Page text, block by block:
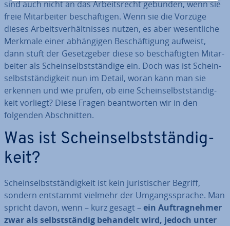
sind auch nicht an das Ar­beits­recht gebunden, wenn sie
freie Mit­ar­bei­ter be­schäf­ti­gen. Wenn sie die Vorzüge
dieses Ar­beits­ver­hält­nis­ses nutzen, es aber we­sent­li­che
Merkmale einer ab­hän­gi­gen Be­schäf­ti­gung aufweist,
dann stuft der Ge­setz­ge­ber diese so be­schäf­tig­ten Mit­ar­
bei­ter als Schein­selbst­stän­di­ge ein. Doch was ist Schein­
selbst­stän­dig­keit nun im Detail, woran kann man sie
erkennen und wie prüfen, ob eine Schein­selbst­stän­dig­
keit vorliegt? Diese Fragen be­ant­wor­ten wir in den
folgenden Ab­schnit­ten.
Was ist Schein­selbst­stän­dig­
keit?
Schein­selbst­stän­dig­keit ist kein ju­ris­ti­scher Begriff,
sondern entstammt vielmehr der Um­gangs­spra­che. Man
spricht davon, wenn – kurz gesagt –ein Auf­trag­neh­mer
zwar als selbst­stän­dig behandelt wird, jedoch unter